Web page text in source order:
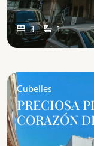
3 1
Cubelles
PRECIOSA
CORAZÓN